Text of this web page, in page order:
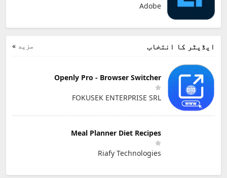
Adobe
مزید » ایڈیٹر کا انتخاب
Openly Pro - Browser Switcher
FOKUSEK ENTERPRISE SRL
Meal Planner Diet Recipes
Riafy Technologies